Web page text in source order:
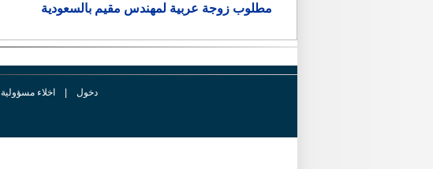
مطلوب زوجة عربية لمهندس مقيم بالسعودية
دخول | اخلاء مسؤولية